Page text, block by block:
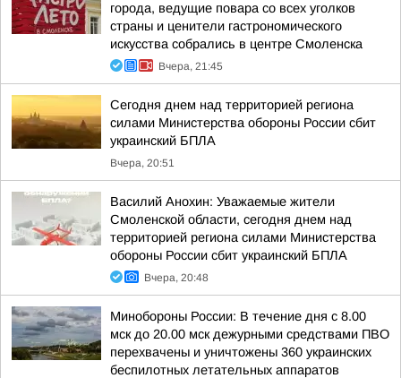
города, ведущие повара со всех уголков
страны и ценители гастрономического
искусства собрались в центре Смоленска
Вчера, 21:45
Сегодня днем над территорией региона
силами Министерства обороны России сбит
украинский БПЛА
Вчера, 20:51
Василий Анохин: Уважаемые жители
Смоленской области, сегодня днем над
территорией региона силами Министерства
обороны России сбит украинский БПЛА
Вчера, 20:48
Минобороны России: В течение дня с 8.00
мск до 20.00 мск дежурными средствами ПВО
перехвачены и уничтожены 360 украинских
беспилотных летательных аппаратов